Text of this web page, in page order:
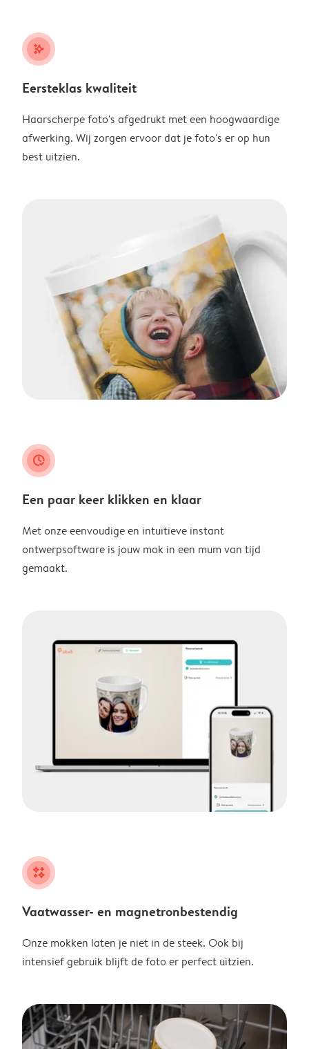
stars_plus
Eersteklas kwaliteit
Haarscherpe foto's afgedrukt met een hoogwaardige
afwerking. Wij zorgen ervoor dat je foto's er op hun
best uitzien.
clock_check
Een paar keer klikken en klaar
Met onze eenvoudige en intuïtieve instant
ontwerpsoftware is jouw mok in een mum van tijd
gemaakt.
night
Vaatwasser- en magnetronbestendig
Onze mokken laten je niet in de steek. Ook bij
intensief gebruik blijft de foto er perfect uitzien.